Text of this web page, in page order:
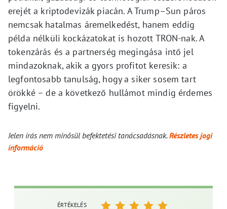
erejét a kriptodevizák piacán. A Trump–Sun páros
nemcsak hatalmas áremelkedést, hanem eddig
példa nélküli kockázatokat is hozott TRON-nak. A
tokenzárás és a partnerség megingása intő jel
mindazoknak, akik a gyors profitot keresik: a
legfontosabb tanulság, hogy a siker sosem tart
örökké – de a következő hullámot mindig érdemes
figyelni.
Jelen írás nem minősül befektetési tanácsadásnak.Részletes jogi
információ
ÉRTÉKELÉS